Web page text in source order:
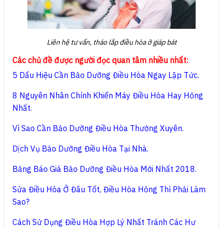
Liên hệ tư vấn, tháo lắp điều hòa ở giáp bát
Các chủ đề được người đọc quan tâm nhiều nhất:
5 Dấu Hiệu Cần Bảo Dưỡng Điều Hòa Ngay Lập Tức.
8 Nguyên Nhân Chính Khiến Máy Điều Hòa Hay Hỏng
Nhất.
Vì Sao Cần Bảo Dưỡng Điều Hòa Thường Xuyên.
Dịch Vụ Bảo Dưỡng Điều Hòa Tại Nhà.
Bảng Báo Giá Bảo Dưỡng Điều Hòa Mới Nhất 2018.
Sửa Điều Hòa Ở Đâu Tốt, Điều Hòa Hỏng Thì Phải Làm
Sao?
Cách Sử Dụng Điều Hòa Hợp Lý Nhất Tránh Các Hư